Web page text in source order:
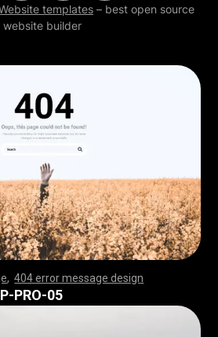
templates – best open source
website builder
,404 error message design
,, ,,,,,,,,,,,,,,,,,,,,,,,,,,,,
,, ,,,,,,,,,,,,,,,,,,,,,,,,,,,,
,, ,,,,,,,,,,,,,,,,,,,,,,,,,,,,
,, ,,,,,,,,,,,,,,,,,,,,,,,,,,,,
,, ,,,,,,,,,,,,,,,,,,,,,,,,,,,,
,, ,,,,,,,,,,,,,,,,,,,,,,,,,,,,
,, ,,,,,,,,,,,,,,,,,,,,,,,,,,,,
,, ,,,,,,,,,,,,,,,,,,,,,,,,,,,,
PRO-05